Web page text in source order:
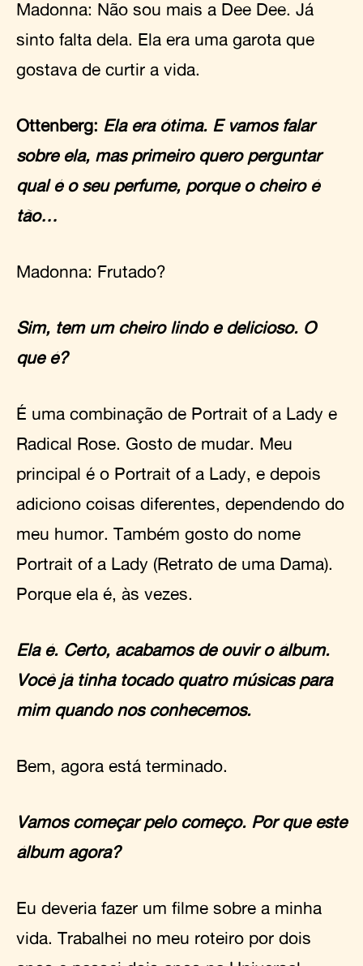
Madonna: Não sou mais a Dee Dee. Já
sinto falta dela. Ela era uma garota que
gostava de curtir a vida.
Ottenberg: Ela era ótima. E vamos falar
sobre ela, mas primeiro quero perguntar
qual é o seu perfume, porque o cheiro é
tão…
Madonna: Frutado?
Sim, tem um cheiro lindo e delicioso. O
que é?
É uma combinação de Portrait of a Lady e
Radical Rose. Gosto de mudar. Meu
principal é o Portrait of a Lady, e depois
adiciono coisas diferentes, dependendo do
meu humor. Também gosto do nome
Portrait of a Lady (Retrato de uma Dama).
Porque ela é, às vezes.
Ela é. Certo, acabamos de ouvir o álbum.
Você já tinha tocado quatro músicas para
mim quando nos conhecemos.
Bem, agora está terminado.
Vamos começar pelo começo. Por que este
álbum agora?
Eu deveria fazer um filme sobre a minha
vida. Trabalhei no meu roteiro por dois